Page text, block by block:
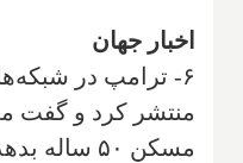
اخبار جهان
۶- ترامپ در
منتشر کرد و گفت
مسکن ۵۰